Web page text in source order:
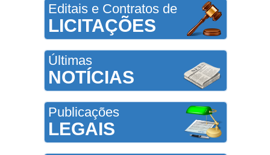
Editais e Contratos de
LICITAÇÕES
Últimas
NOTÍCIAS
Publicações
LEGAIS